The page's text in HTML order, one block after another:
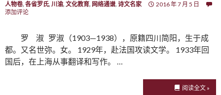
人物卷, 各省罗氏, 川渝, 文化教育, 网络通谱, 诗文名家
2016 年 7 月 5 日
添加评论
罗 淑 罗淑（1903—1938），原籍四川简阳，生于成
都。又名世弥。女。 1929年，赴法国攻读文学。 1933年回
国后，在上海从事翻译和写作。 …
阅读全文 »